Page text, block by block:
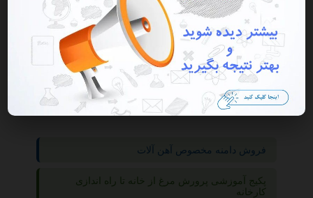
گروه ها لوازم اسباب بازی
فروش دامنه مخصوص آهن آلات
پکیج آموزشی پرورش مرغ از خانه تا راه اندازی
کارخانه